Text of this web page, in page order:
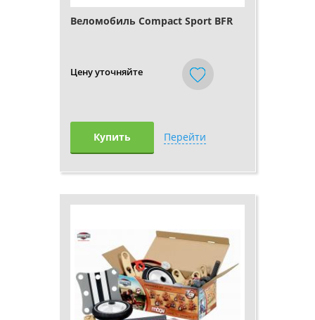
Веломобиль Compact Sport BFR
Цену уточняйте
Купить Перейти